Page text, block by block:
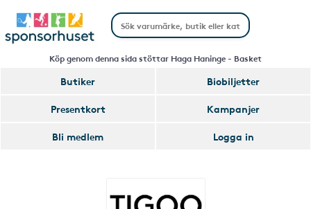
Köp genom denna sida stöttar Haga Haninge - Basket
Butiker
Biobiljetter
Presentkort
Kampanjer
Bli medlem
Logga in